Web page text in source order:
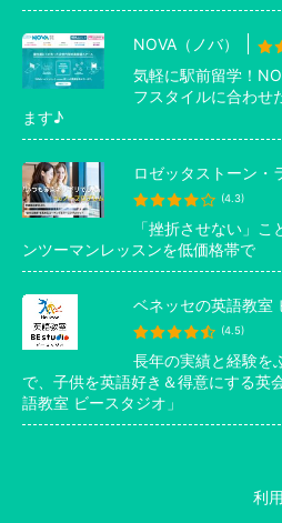
NOVA（ノバ）
気軽に駅前留学！
フスタイルに合わせ
ます♪
ロゼッタストーン・
(4.3)
「挫折させない」
ンツーマンレッスンを低価格帯で
ベネッセの英語教室
(4.5)
長年の実績と経験を
で、子供を英語好き＆得意にする英
語教室 ビースタジオ」
利